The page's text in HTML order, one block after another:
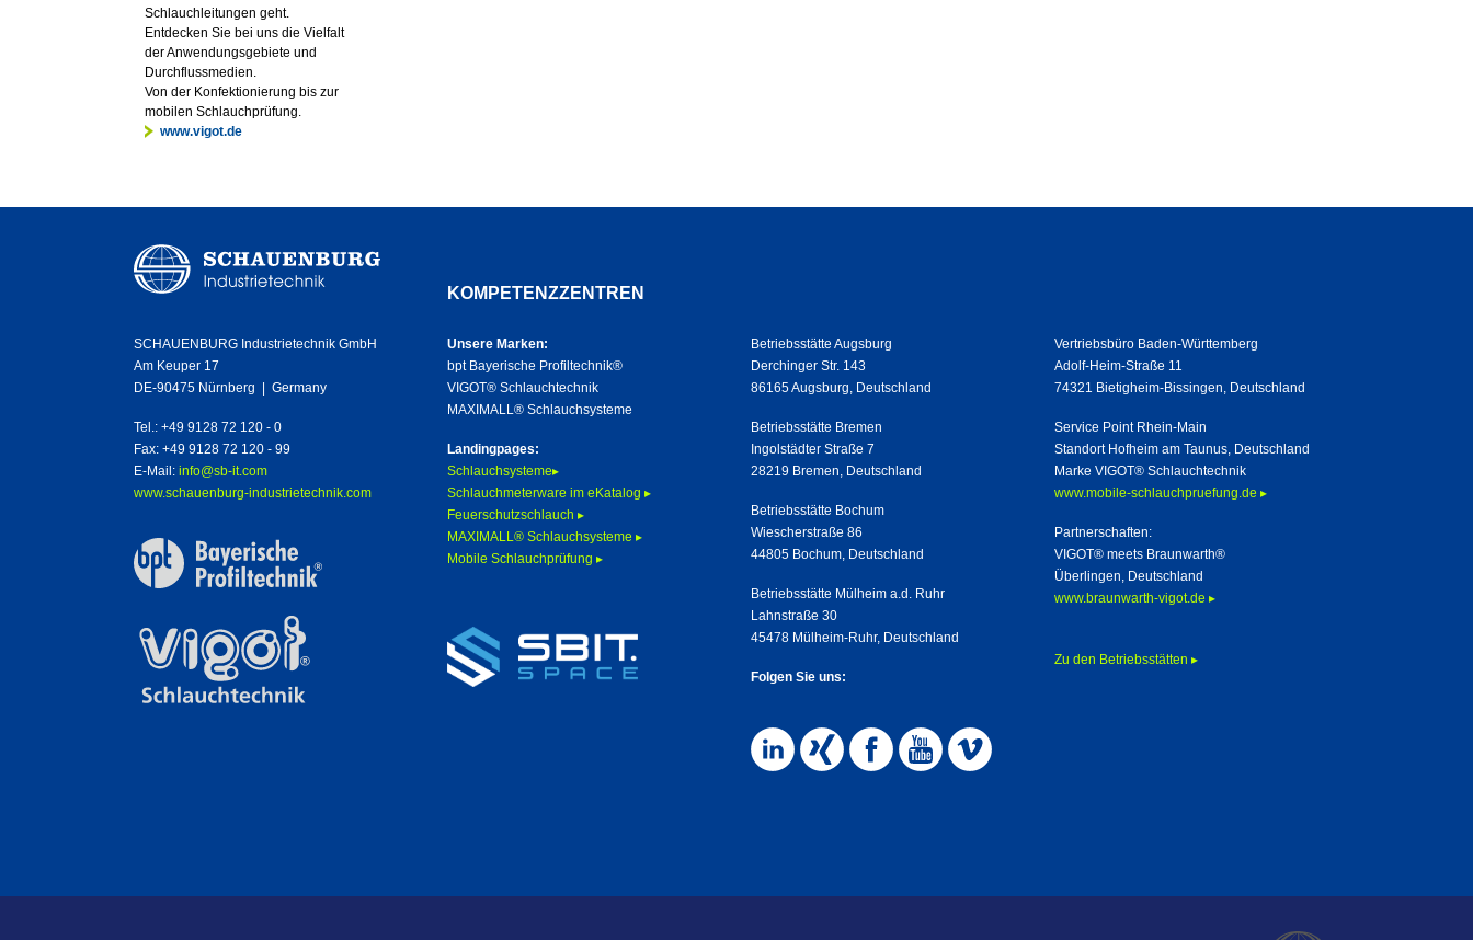
Schlauchleitungen geht.
Entdecken Sie bei uns die Vielfalt
der Anwendungsgebiete und
Durchflussmedien.
Von der Konfektionierung bis zur
mobilen Schlauchprüfung.
www.vigot.de
SCHAUENBURG Industrietechnik GmbH
Am Keuper 17
DE-90475 Nürnberg | Germany
Tel.: +49 9128 72 120 - 0
Fax: +49 9128 72 120 - 99
E-Mail: info@sb-it.com
www.schauenburg-industrietechnik.com
KOMPETENZZENTREN
Unsere Marken:
bpt Bayerische Profiltechnik®
VIGOT® Schlauchtechnik
MAXIMALL® Schlauchsysteme
Landingpages:
Schlauchsysteme▸
Schlauchmeterware im eKatalog ▸
Feuerschutzschlauch ▸
MAXIMALL® Schlauchsysteme ▸
Mobile Schlauchprüfung ▸
Betriebsstätte Augsburg
Derchinger Str. 143
86165 Augsburg, Deutschland
Betriebsstätte Bremen
Ingolstädter Straße 7
28219 Bremen, Deutschland
Betriebsstätte Bochum
Wiescherstraße 86
44805 Bochum, Deutschland
Betriebsstätte Mülheim a.d. Ruhr
Lahnstraße 30
45478 Mülheim-Ruhr, Deutschland
Folgen Sie uns:
Vertriebsbüro Baden-Württemberg
Adolf-Heim-Straße 11
74321 Bietigheim-Bissingen, Deutschland
Service Point Rhein-Main
Standort Hofheim am Taunus, Deutschland
Marke VIGOT® Schlauchtechnik
www.mobile-schlauchpruefung.de ▸
Partnerschaften:
VIGOT® meets Braunwarth®
Überlingen, Deutschland
www.braunwarth-vigot.de ▸
Zu den Betriebsstätten ▸